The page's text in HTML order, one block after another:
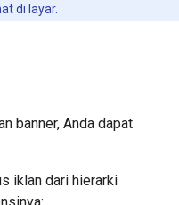
di layar.
banner, Anda dapat
iklan dari hierarki